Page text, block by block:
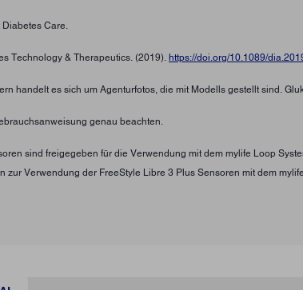
Diabetes Care.
Technology & Therapeutics. (2019). https://doi.org/10.1089/
handelt es sich um Agenturfotos, die mit Modells gestellt sind.
genau beachten.
sind freigegeben für die Verwendung mit dem mylife Loop
zur Verwendung der FreeStyle Libre 3 Plus Sensoren mit dem